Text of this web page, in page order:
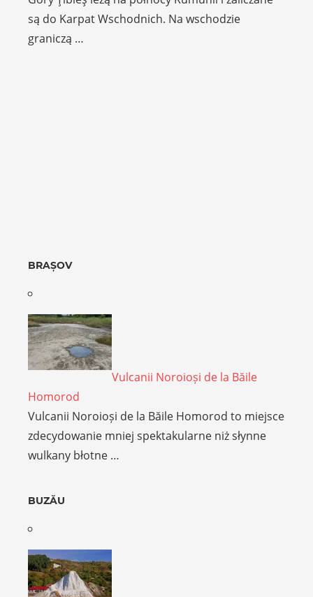
są do Karpat Wschodnich. Na wschodzie
graniczą …
BRAȘOV
Vulcanii Noroioși de la Băile
Homorod
Vulcanii Noroioși de la Băile Homorod to miejsce
zdecydowanie mniej spektakularne niż słynne
wulkany błotne …
BUZĂU